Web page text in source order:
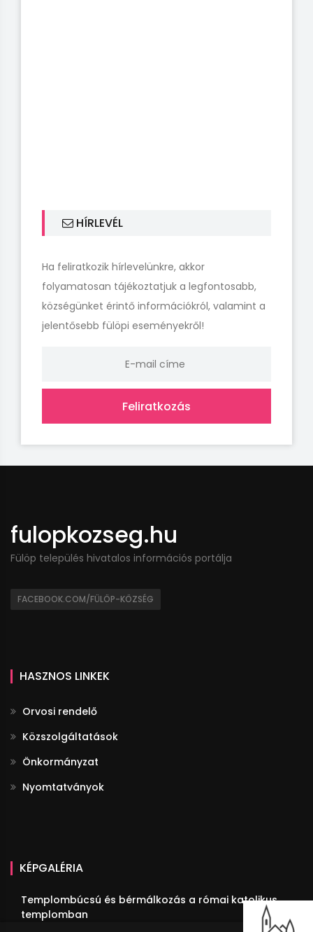
HÍRLEVÉL
Ha feliratkozik hírlevelünkre, akkor
folyamatosan tájékoztatjuk a legfontosabb,
községünket érintő információkról, valamint a
jelentősebb fülöpi eseményekről!
Feliratkozás
fulopkozseg.hu
Fülöp település hivatalos információs portálja
FACEBOOK.COM/FÜLÖP-KÖZSÉG
HASZNOS LINKEK
Orvosi rendelő
Közszolgáltatások
Önkormányzat
Nyomtatványok
KÉPGALÉRIA
Templombúcsú és bérmálkozás a római katolikus
templomban